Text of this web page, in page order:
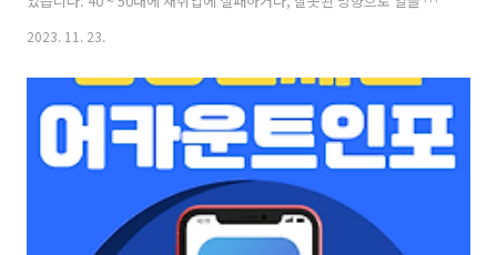
작하게 되면, 이제 정말 얼마남지 않은 노후의 삶까지 위태롭게 되고 맙
있는 추천 직종 Best 3 소개해 드리겠습니다. ☞ 나의 휴먼계좌에 잠자
고 있는 숨은 돈 찾아보세요! 숨은 내돈 찾기 가장 완벽히 하는 방법! 금융
결제원 어카운트인포! 요즘 현대인 보통 한개 이상의 계좌와 카드를 가지
고 있지만, 보통 자주 사용하지 않는 은행 계좌와 카드는 잊고 살게 마련
입니다. 이렇게 잊고 있는 계좌와 카드에 숨어 있는 잔금과 포..
2023. 11. 23.